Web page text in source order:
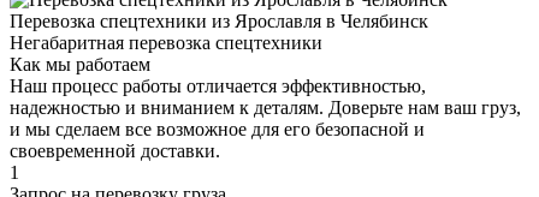
Перевозка спецтехники из Ярославля в Челябинск
Негабаритная перевозка спецтехники
Как мы работаем
Наш процесс работы отличается эффективностью,
надежностью и вниманием к деталям. Доверьте нам ваш груз,
и мы сделаем все возможное для его безопасной и
своевременной доставки.
1